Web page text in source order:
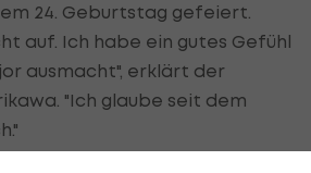
24. Geburtstag gefeiert.
auf. Ich habe ein gutes Gefühl
ausmacht", erklärt der
"Ich glaube seit dem